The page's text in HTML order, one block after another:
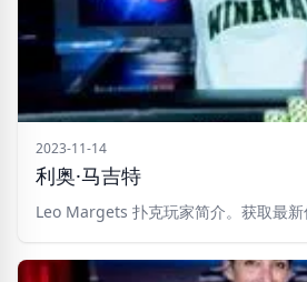
2023-11-14
利奥·马吉特
Leo Margets 扑克玩家简介。获取最新